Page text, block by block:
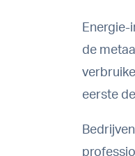
Energie-
de
eerste